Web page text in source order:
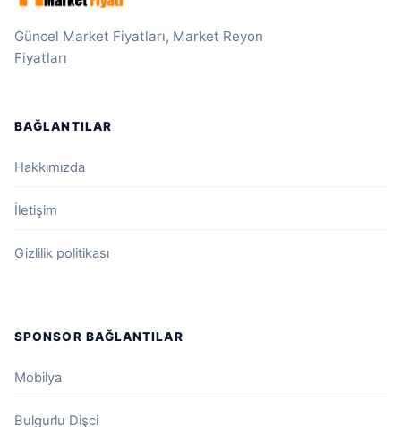
Güncel Market Fiyatları, Market Reyon
Fiyatları
BAĞLANTILAR
Hakkımızda
İletişim
Gizlilik politikası
SPONSOR BAĞLANTILAR
Mobilya
Bulgurlu Dişci